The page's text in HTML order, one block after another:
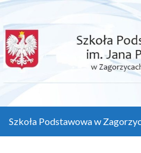
Szkoła Podstawowa w